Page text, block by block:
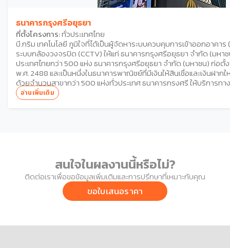
ธนาคารกรุงศรีอยุธยา
ที่ตั้งโครงการ:ทั่วประเทศไทย
บี.กริม เทคโนโลยี ภูมิใจที่ได้เป็นผู้จัดหาระบบควบคุมการเข้าออกอาคาร
ระบบกล้องวงจรปิด (CCTV) ให้แก่ ธนาคารกรุงศรีอยุธยา จำกัด (มหา
ประเทศไทยกว่า 500 แห่ง ธนาคารกรุงศรีอยุธยา จำกัด (มหาชน) ก่อตั้
พ.ศ. 2488 และเป็นหนึ่งในธนาคารพาณิชย์ที่มีเงินให้สินเชื่อและเงินฝาก
ด้วยจำนวนสาขากว่า 500 แห่งทั่วประเทศ ธนาคารกรุงศรี ให้บริการท
แก่ทั้งลูกค้าธุรกิจ และลูกค้าบุคคล บี.กริม เทคโนโลยีส์ มีความภาคภูมิใจ
ดูแลด้านความปลอดภัยของธนาคารกรุงศรีอยุธยาในทุกสาขาทั่วประเ
อ่านเพิ่มเติม
สนใจในผลงานนี้หรือไม่?
ติดต่อเราเพื่อขอข้อมูลเพิ่มเติมและการปรึกษาที่เหมาะกับคุณ
ขอใบเสนอราคา